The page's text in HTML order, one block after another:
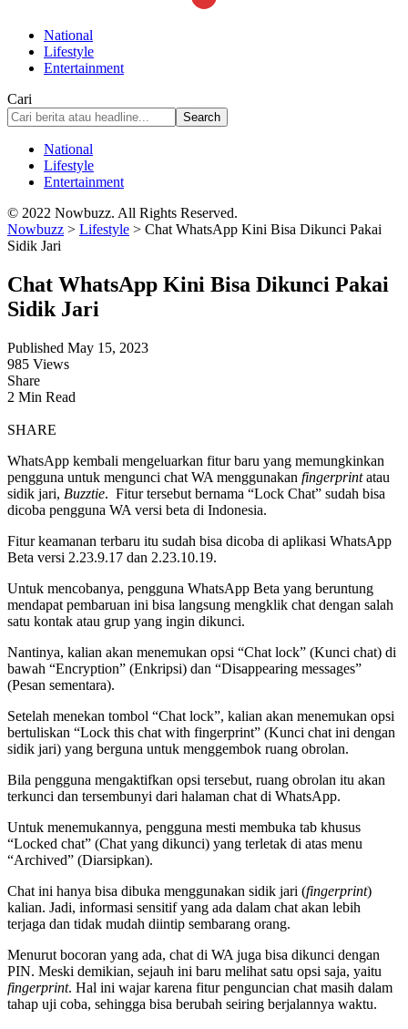
National
Lifestyle
Entertainment
Cari
National
Lifestyle
Entertainment
© 2022 Nowbuzz. All Rights Reserved.
Nowbuzz > Lifestyle > Chat WhatsApp Kini Bisa Dikunci Pakai
Sidik Jari
Chat WhatsApp Kini Bisa Dikunci Pakai
Sidik Jari
Published May 15, 2023
985 Views
Share
2 Min Read
SHARE
WhatsApp kembali mengeluarkan fitur baru yang memungkinkan
pengguna untuk mengunci chat WA menggunakan fingerprintatau
sidik jari, Buzztie. Fitur tersebut bernama “Lock Chat” sudah bisa
dicoba pengguna WA versi beta di Indonesia.
Fitur keamanan terbaru itu sudah bisa dicoba di aplikasi WhatsApp
Beta versi 2.23.9.17 dan 2.23.10.19.
Untuk mencobanya, pengguna WhatsApp Beta yang beruntung
mendapat pembaruan ini bisa langsung mengklik chat dengan salah
satu kontak atau grup yang ingin dikunci.
Nantinya, kalian akan menemukan opsi “Chat lock” (Kunci chat) di
bawah “Encryption” (Enkripsi) dan “Disappearing messages”
(Pesan sementara).
Setelah menekan tombol “Chat lock”, kalian akan menemukan opsi
bertuliskan “Lock this chat with fingerprint” (Kunci chat ini dengan
sidik jari) yang berguna untuk menggembok ruang obrolan.
Bila pengguna mengaktifkan opsi tersebut, ruang obrolan itu akan
terkunci dan tersembunyi dari halaman chat di WhatsApp.
Untuk menemukannya, pengguna mesti membuka tab khusus
“Locked chat” (Chat yang dikunci) yang terletak di atas menu
“Archived” (Diarsipkan).
Chat ini hanya bisa dibuka menggunakan sidik jari (fingerprint)
kalian. Jadi, informasi sensitif yang ada dalam chat akan lebih
terjaga dan tidak mudah diintip sembarang orang.
Menurut bocoran yang ada, chat di WA juga bisa dikunci dengan
PIN. Meski demikian, sejauh ini baru melihat satu opsi saja, yaitu
fingerprint. Hal ini wajar karena fitur penguncian chat masih dalam
tahap uji coba, sehingga bisa berubah seiring berjalannya waktu.